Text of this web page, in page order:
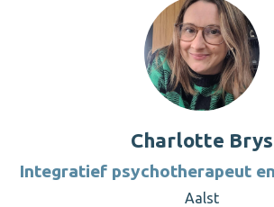
Charlotte Brys
Integratief psychotherapeut
Aalst